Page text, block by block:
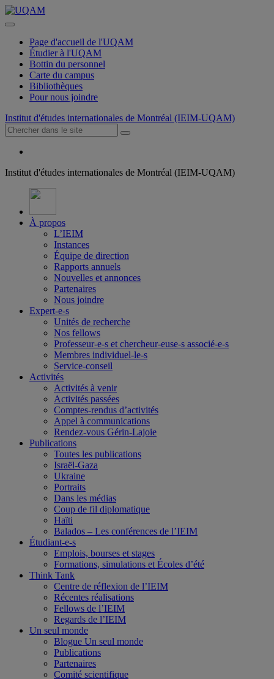
Page d'accueil de l'UQAM
Étudier à l'UQAM
Bottin du personnel
Carte du campus
Bibliothèques
Pour nous joindre
Institut d'études internationales de Montréal (IEIM-UQAM)
Institut d'études internationales de Montréal (IEIM-UQAM)
À propos
L’IEIM
Instances
Équipe de direction
Rapports annuels
Nouvelles et annonces
Partenaires
Nous joindre
Expert-e-s
Unités de recherche
Nos fellows
Professeur-e-s et chercheur-euse-s associé-e-s
Membres individuel-le-s
Service-conseil
Activités
Activités à venir
Activités passées
Comptes-rendus d’activités
Appel à communications
Rendez-vous Gérin-Lajoie
Publications
Toutes les publications
Israël-Gaza
Ukraine
Portraits
Dans les médias
Coup de fil diplomatique
Haïti
Balados – Les conférences de l’IEIM
Étudiant-e-s
Emplois, bourses et stages
Formations, simulations et Écoles d’été
Think Tank
Centre de réflexion de l’IEIM
Récentes réalisations
Fellows de l’IEIM
Regards de l’IEIM
Un seul monde
Blogue Un seul monde
Publications
Partenaires
Comité scientifique